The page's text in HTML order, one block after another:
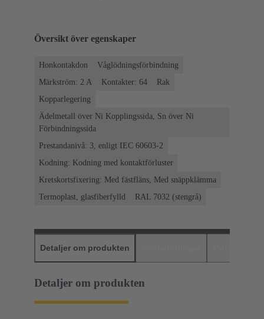
Översikt över egenskaper
Honkontakdon
Våglödningsförbindning
Märkström: ‌2 A
Kontakter: 64
Rak
Kopparlegering
Ädelmetall över Ni Kopplingssida, Sn över Ni
Förbindningssida
Prestandanivå: 3, enligt IEC 60603-2
Kodning: Kodning med kontaktförluster
Kretskortsfixering: Med fästfläns, Med snäppklämma
Termoplast, glasfiberfylld
RAL 7032 (stengrå)
Detaljer om produkten
Detaljer om produkten